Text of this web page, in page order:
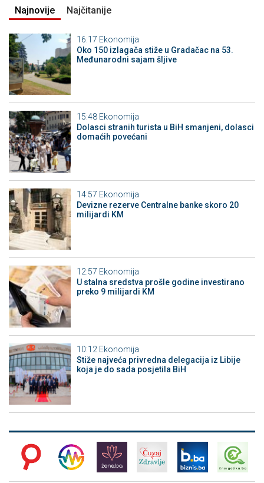
Najnovije Najčitanije
16:17 Ekonomija
Oko 150 izlagača stiže u Gradačac na 53.
Međunarodni sajam šljive
15:48 Ekonomija
Dolasci stranih turista u BiH smanjeni, dolasci
domaćih povećani
14:57 Ekonomija
Devizne rezerve Centralne banke skoro 20
milijardi KM
12:57 Ekonomija
U stalna sredstva prošle godine investirano
preko 9 milijardi KM
10:12 Ekonomija
Stiže najveća privredna delegacija iz Libije
koja je do sada posjetila BiH